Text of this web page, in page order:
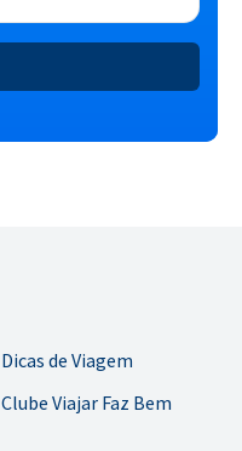
Dicas de Viagem
Clube Viajar Faz Bem